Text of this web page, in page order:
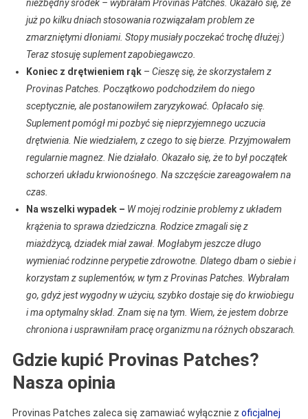
niezbędny środek – wybrałam Provinas Patches. Okazało się, że
już po kilku dniach stosowania rozwiązałam problem ze
zmarzniętymi dłoniami. Stopy musiały poczekać trochę dłużej:)
Teraz stosuję suplement zapobiegawczo.
Koniec z drętwieniem rąk– Cieszę się, że skorzystałem z
Provinas Patches. Początkowo podchodziłem do niego
sceptycznie, ale postanowiłem zaryzykować. Opłacało się.
Suplement pomógł mi pozbyć się nieprzyjemnego uczucia
drętwienia. Nie wiedziałem, z czego to się bierze. Przyjmowałem
regularnie magnez. Nie działało. Okazało się, że to był początek
schorzeń układu krwionośnego. Na szczęście zareagowałem na
czas.
Na wszelki wypadek – W mojej rodzinie problemy z układem
krążenia to sprawa dziedziczna. Rodzice zmagali się z
miażdżycą, dziadek miał zawał. Mogłabym jeszcze długo
wymieniać rodzinne perypetie zdrowotne. Dlatego dbam o siebie i
korzystam z suplementów, w tym z Provinas Patches. Wybrałam
go, gdyż jest wygodny w użyciu, szybko dostaje się do krwiobiegu
i ma optymalny skład. Znam się na tym. Wiem, że jestem dobrze
chroniona i usprawniłam pracę organizmu na różnych obszarach.
Gdzie kupić Provinas Patches?
Nasza opinia
Provinas Patches zaleca się zamawiać wyłącznie z oficjalnej